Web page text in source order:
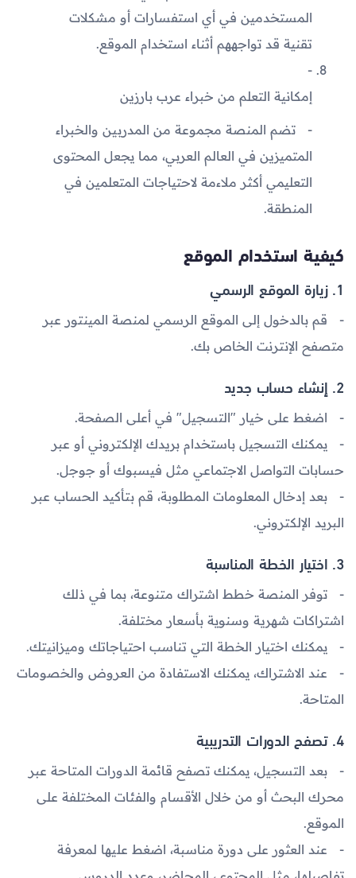
المستخدمين في أي استفسارات أو مشكلات
تقنية قد تواجههم أثناء استخدام الموقع.
إمكانية التعلم من خبراء عرب بارزين
تضم المنصة مجموعة من المدربين والخبراء
المتميزين في العالم العربي، مما يجعل المحتوى
التعليمي أكثر ملاءمة لاحتياجات المتعلمين في
المنطقة.
كيفية استخدام الموقع
1. زيارة الموقع الرسمي
قم بالدخول إلى الموقع الرسمي لمنصة المينتور عبر
متصفح الإنترنت الخاص بك.
2. إنشاء حساب جديد
اضغط على خيار "التسجيل" في أعلى الصفحة.
يمكنك التسجيل باستخدام بريدك الإلكتروني أو عبر
حسابات التواصل الاجتماعي مثل فيسبوك أو جوجل.
بعد إدخال المعلومات المطلوبة، قم بتأكيد الحساب عبر
البريد الإلكتروني.
3. اختيار الخطة المناسبة
توفر المنصة خطط اشتراك متنوعة، بما في ذلك
اشتراكات شهرية وسنوية بأسعار مختلفة.
يمكنك اختيار الخطة التي تناسب احتياجاتك وميزانيتك.
عند الاشتراك، يمكنك الاستفادة من العروض والخصومات
المتاحة.
4. تصفح الدورات التدريبية
بعد التسجيل، يمكنك تصفح قائمة الدورات المتاحة عبر
محرك البحث أو من خلال الأقسام والفئات المختلفة على
الموقع.
عند العثور على دورة مناسبة، اضغط عليها لمعرفة